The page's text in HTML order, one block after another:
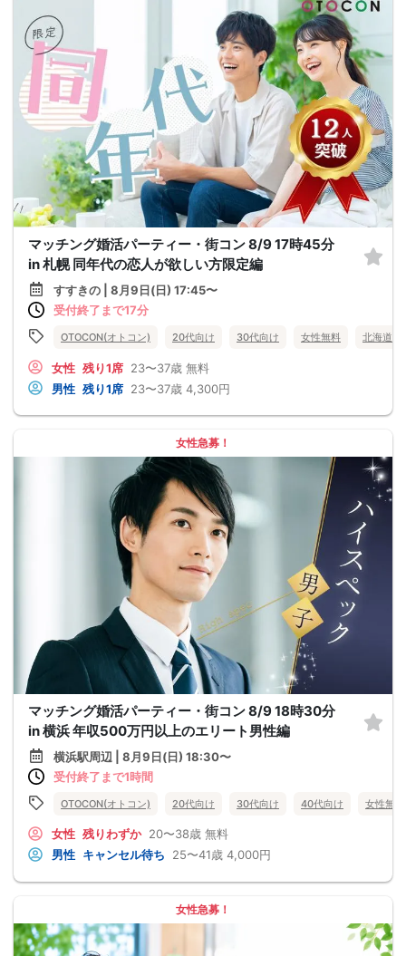
マッチング婚活パーティー・街コン 8/9 17時45分
in 札幌 同年代の恋人が欲しい方限定編
すすきの | 8月9日(日) 17:45〜
受付終了まで17分
OTOCON(オトコン) 20代向け 30代向け 女性無料 北海道
女性 残り1席 23〜37歳 無料
男性 残り1席 23〜37歳 4,300円
女性急募！
マッチング婚活パーティー・街コン 8/9 18時30分
in 横浜 年収500万円以上のエリート男性編
横浜駅周辺 | 8月9日(日) 18:30〜
受付終了まで1時間
OTOCON(オトコン) 20代向け 30代向け 40代向け 女性無料
女性 残りわずか 20〜38歳 無料
男性 キャンセル待ち 25〜41歳 4,000円
女性急募！